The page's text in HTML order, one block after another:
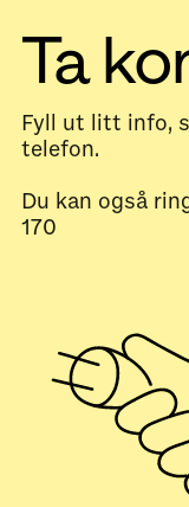
Ta
Fyll ut litt info,
telefon.
Du kan også
170